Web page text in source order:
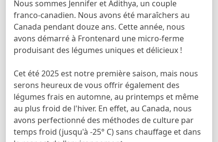
Nous sommes Jennifer et Adithya, un couple
franco-canadien. Nous avons été maraîchers au
Canada pendant douze ans. Cette année, nous
avons démarré à Frontenard une micro-ferme
produisant des légumes uniques et délicieux !
Cet été 2025 est notre première saison, mais nous
serons heureux de vous offrir également des
légumes frais en automne, au printemps et même
au plus froid de l'hiver. En effet, au Canada, nous
avons perfectionné des méthodes de culture par
temps froid (jusqu'à -25° C) sans chauffage et dans